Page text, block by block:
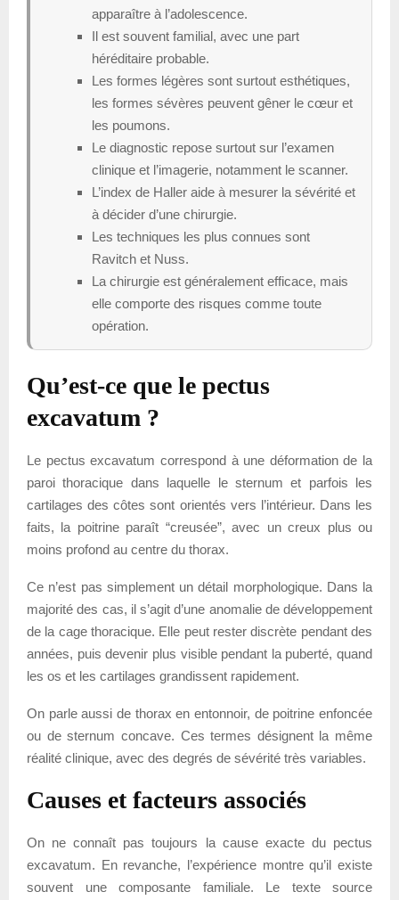
apparaître à l’adolescence.
Il est souvent familial, avec une part
héréditaire probable.
Les formes légères sont surtout esthétiques,
les formes sévères peuvent gêner le cœur et
les poumons.
Le diagnostic repose surtout sur l’examen
clinique et l’imagerie, notamment le scanner.
L’index de Haller aide à mesurer la sévérité et
à décider d’une chirurgie.
Les techniques les plus connues sont
Ravitch et Nuss.
La chirurgie est généralement efficace, mais
elle comporte des risques comme toute
opération.
Qu’est-ce que le pectus
excavatum ?
Le pectus excavatum correspond à une déformation de la
paroi thoracique dans laquelle le sternum et parfois les
cartilages des côtes sont orientés vers l’intérieur. Dans les
faits, la poitrine paraît “creusée”, avec un creux plus ou
moins profond au centre du thorax.
Ce n’est pas simplement un détail morphologique. Dans la
majorité des cas, il s’agit d’une anomalie de développement
de la cage thoracique. Elle peut rester discrète pendant des
années, puis devenir plus visible pendant la puberté, quand
les os et les cartilages grandissent rapidement.
On parle aussi de thorax en entonnoir, de poitrine enfoncée
ou de sternum concave. Ces termes désignent la même
réalité clinique, avec des degrés de sévérité très variables.
Causes et facteurs associés
On ne connaît pas toujours la cause exacte du pectus
excavatum. En revanche, l’expérience montre qu’il existe
souvent une composante familiale. Le texte source